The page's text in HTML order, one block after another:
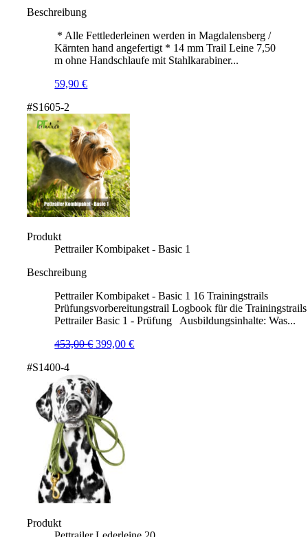
Beschreibung
* Alle Fettlederleinen werden in Magdalensberg /
Kärnten hand angefertigt * 14 mm Trail Leine 7,50
m ohne Handschlaufe mit Stahlkarabiner...
59,90€
#S1605-2
Produkt
Pettrailer Kombipaket - Basic 1
Beschreibung
Pettrailer Kombipaket - Basic 1 16 Trainingstrails
Prüfungsvorbereitungstrail Logbook für die Trainingstrails
Pettrailer Basic 1 - Prüfung Ausbildungsinhalte: Was...
453,00€ Ursprünglicher
453,00 €
399,00€Aktueller
#S1400-4
Produkt